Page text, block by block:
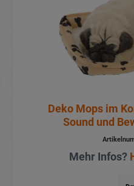
Deko Mops im
Sound und
Mehr Infos?